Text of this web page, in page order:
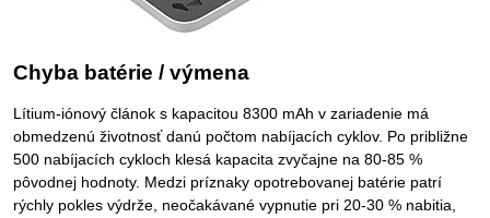
Chyba batérie / výmena
Lítium-iónový článok s kapacitou 8300 mAh v zariadenie má
obmedzenú životnosť danú počtom nabíjacích cyklov. Po približne
500 nabíjacích cykloch klesá kapacita zvyčajne na 80-85 %
pôvodnej hodnoty. Medzi príznaky opotrebovanej batérie patrí
rýchly pokles výdrže, neočakávané vypnutie pri 20-30 % nabitia,